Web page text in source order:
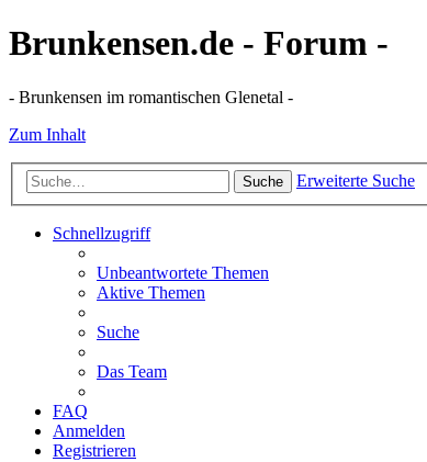
Brunkensen.de - Forum -
- Brunkensen im romantischen Glenetal -
Zum Inhalt
Suche Erweiterte Suche
Schnellzugriff
Unbeantwortete Themen
Aktive Themen
Suche
Das Team
FAQ
Anmelden
Registrieren